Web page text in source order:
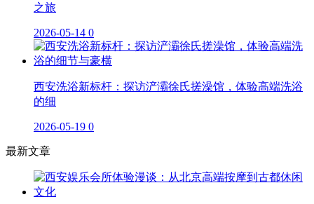
之旅
2026-05-14 0
西安洗浴新标杆：探访浐灞徐氏搓澡馆，体验高端洗浴
的细
2026-05-19 0
最新文章